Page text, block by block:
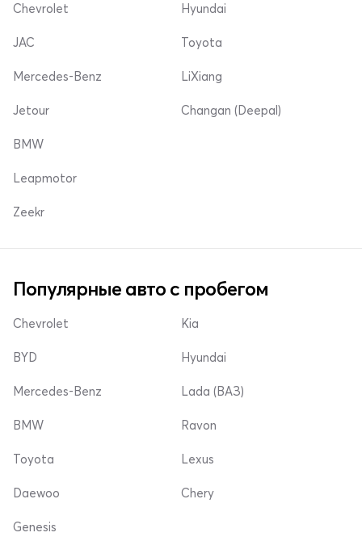
Chevrolet Hyundai
JAC
Mercedes-Benz
Jetour
Toyota
LiXiang
Changan (Deepal)
BMW
Leapmotor
Zeekr
Популярные авто с пробегом
Chevrolet
BYD
Mercedes-Benz
Kia
Hyundai
Lada (ВАЗ)
BMW
Toyota
Daewoo
Ravon
Lexus
Chery
Genesis